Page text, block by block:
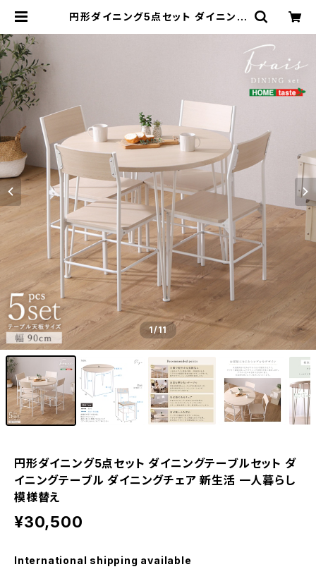
円形ダイニング5点セット ダイニング
1/11
円形ダイニング5点セット ダイニングテーブルセット ダ
イニングテーブル ダイニングチェア 新生活 一人暮らし
模様替え
¥30,500
International shipping available